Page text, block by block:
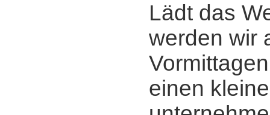
Lädt das
werden wir
einen